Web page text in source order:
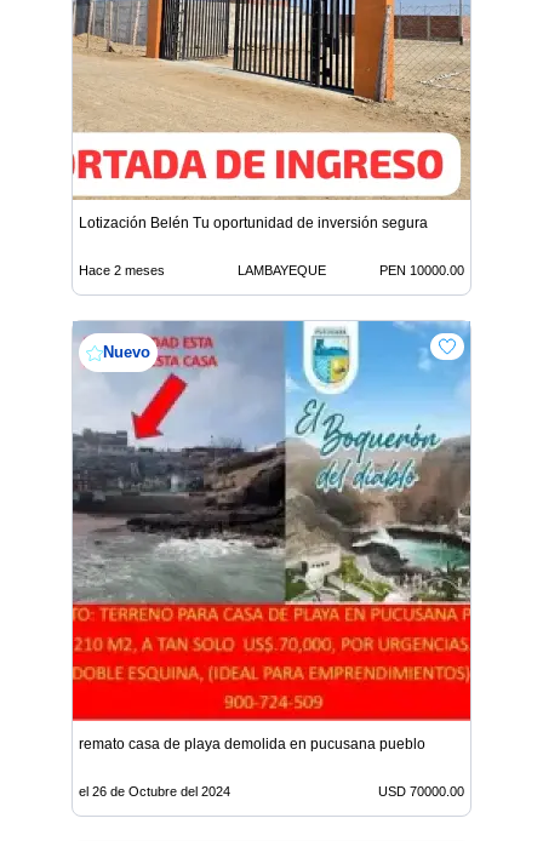
Lotización Belén Tu oportunidad de inversión segura
Hace 2 meses LAMBAYEQUE PEN 10000.00
Nuevo
remato casa de playa demolida en pucusana pueblo
el 26 de Octubre del 2024 USD 70000.00